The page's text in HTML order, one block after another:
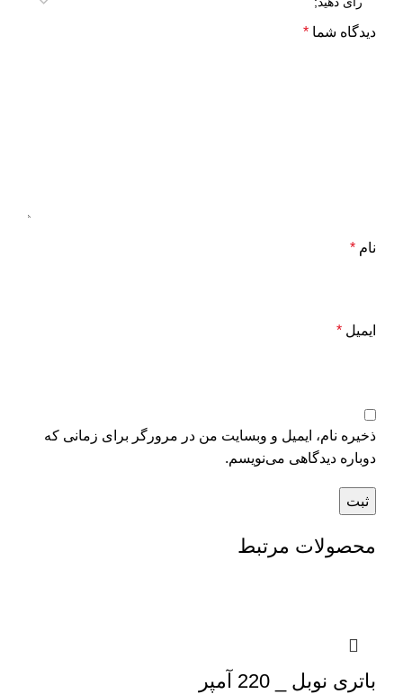
دیدگاه شما *
نام *
ایمیل *
ذخیره نام، ایمیل و وبسایت من در مرورگر برای زمانی که
دوباره دیدگاهی می‌نویسم.
محصولات مرتبط
باتری نوبل _ 220 آمپر